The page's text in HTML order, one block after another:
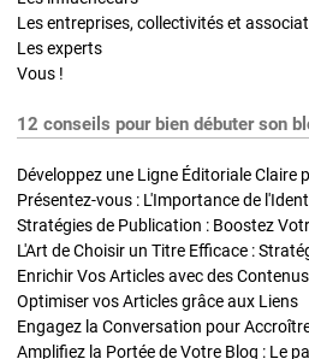
Les entreprises, collectivités et
Les experts
Vous !
12 conseils pour bien débuter son
Développez une Ligne Éditoriale Claire
Présentez-vous : L'Importance de
L'Art de Choisir un Titre Efficace :
Optimiser vos Articles grâce aux Liens
Engagez la Conversation pour
Amplifiez la Portée de Votre Blog : Le